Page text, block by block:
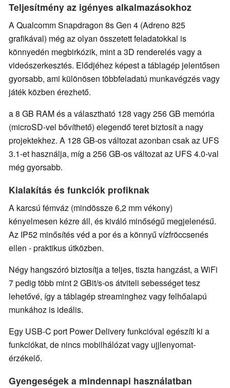
Teljesítmény az igényes alkalmazásokhoz
A Qualcomm Snapdragon 8s Gen 4 (Adreno 825
grafikával) még az olyan összetett feladatokkal is
könnyedén megbirkózik, mint a 3D renderelés vagy a
videószerkesztés. Elődjéhez képest a táblagép jelentősen
gyorsabb, ami különösen többfeladatú munkavégzés vagy
játék közben érezhető.
a 8 GB RAM és a választható 128 vagy 256 GB memória
(microSD-vel bővíthető) elegendő teret biztosít a nagy
projektekhez. A 128 GB-os változat azonban csak az UFS
3.1-et használja, míg a 256 GB-os változat az UFS 4.0-val
még gyorsabb.
Kialakítás és funkciók profiknak
A karcsú fémváz (mindössze 6,2 mm vékony)
kényelmesen kézre áll, és kiváló minőségű megjelenésű.
Az IP52 minősítés véd a por és a könnyű vízfröccsenés
ellen - praktikus útközben.
Négy hangszóró biztosítja a teljes, tiszta hangzást, a WiFi
7 pedig több mint 2 GBit/s-os átviteli sebességet tesz
lehetővé, így a táblagép streaminghez vagy felhőalapú
munkához is ideális.
Egy USB-C port Power Delivery funkcióval egészíti ki a
funkciókat, de nincs mobilhálózat vagy ujjlenyomat-
érzékelő.
Gyengeségek a mindennapi használatban